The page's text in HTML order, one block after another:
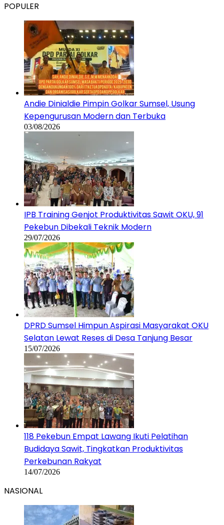
POPULER
Andie Dinialdie Pimpin Golkar Sumsel, Usung
Kepengurusan Modern dan Terbuka
03/08/2026
IPB Training Genjot Produktivitas Sawit OKU, 91
Pekebun Dibekali Teknik Modern
29/07/2026
DPRD Sumsel Himpun Aspirasi Masyarakat OKU
Selatan Lewat Reses di Desa Tanjung Besar
15/07/2026
118 Pekebun Empat Lawang Ikuti Pelatihan
Budidaya Sawit, Tingkatkan Produktivitas
Perkebunan Rakyat
14/07/2026
NASIONAL